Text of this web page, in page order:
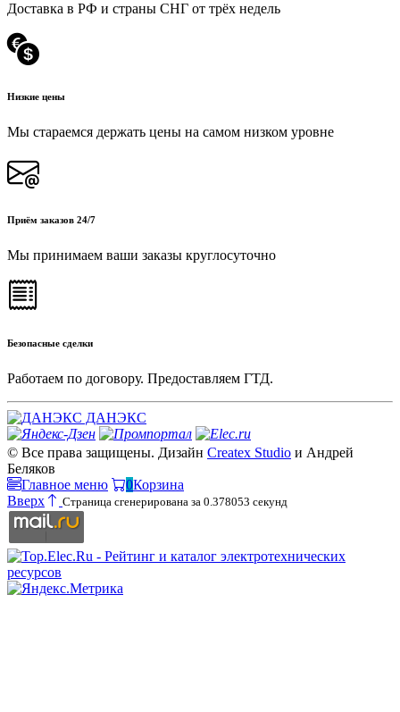
Доставка в РФ и страны СНГ от трёх недель
Низкие цены
Мы стараемся держать цены на самом низком уровне
Приём заказов 24/7
Мы принимаем ваши заказы круглосуточно
Безопасные сделки
Работаем по договору. Предоставляем ГТД.
ДАНЭКС
© Все права защищены. Дизайн Createx Studio и Андрей
Беляков
Главное меню
0Корзина
Вверх
Страница сгенерирована за 0.378053 секунд